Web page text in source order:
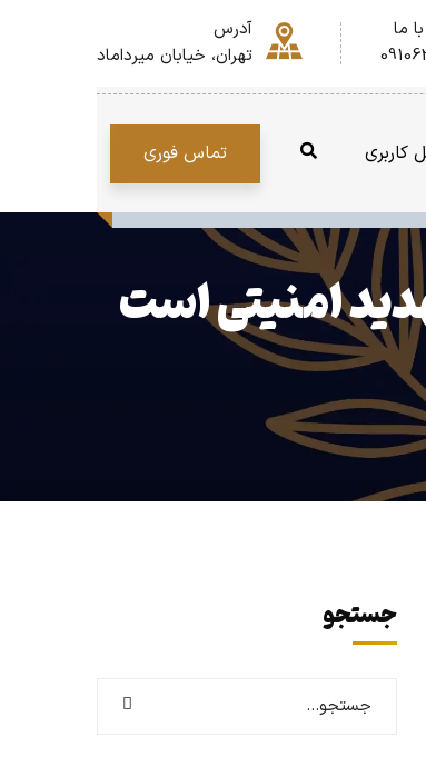
ما
آدرس
تهران، خیابان میرداماد
کاربری تماس فوری
امنیتی است
جستجو